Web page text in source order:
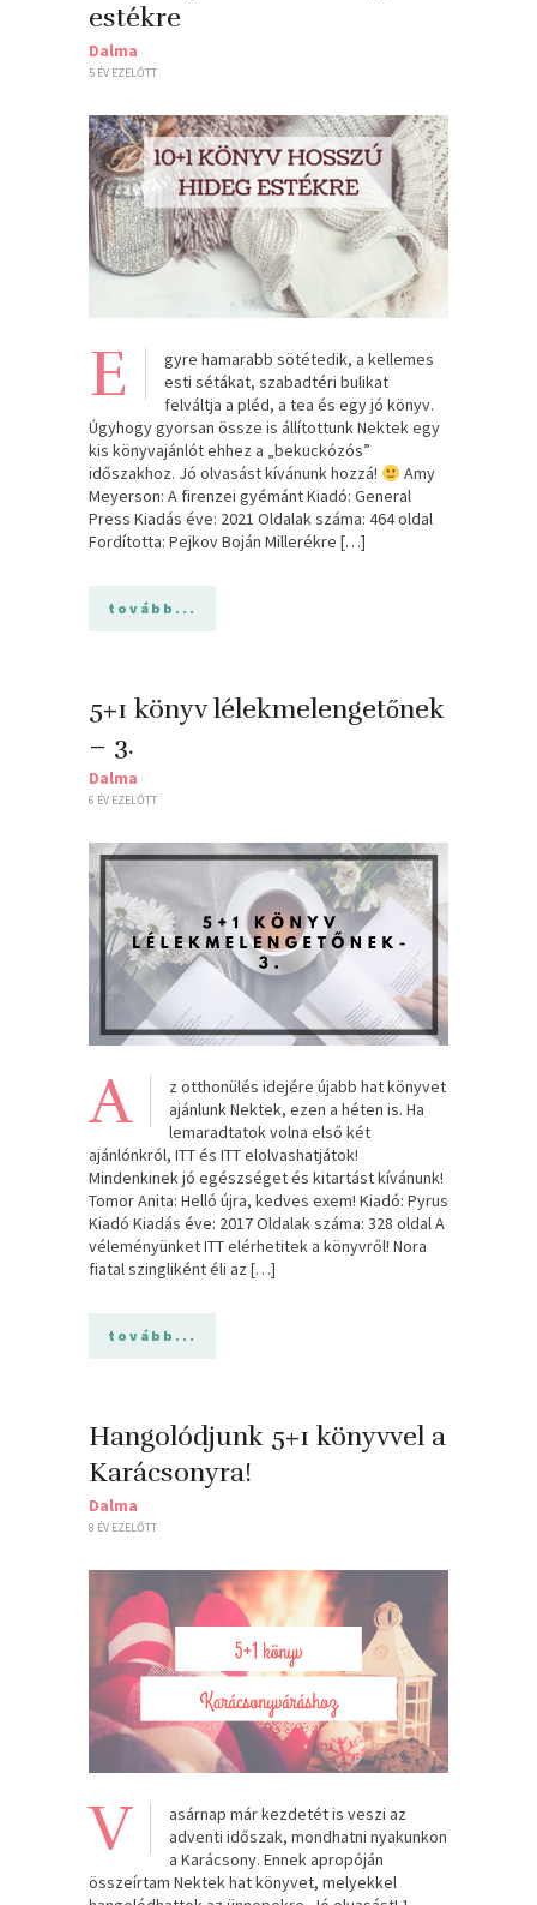
estékre
Dalma
5 ÉV EZELŐTT
E
gyre hamarabb sötétedik, a kellemes
esti sétákat, szabadtéri bulikat
felváltja a pléd, a tea és egy jó könyv.
Úgyhogy gyorsan össze is állítottunk Nektek egy
kis könyvajánlót ehhez a „bekuckózós”
időszakhoz. Jó olvasást kívánunk hozzá!
Amy
Meyerson: A ​firenzei gyémánt Kiadó: General
Press Kiadás éve: 2021 Oldalak száma: 464 oldal
Fordította: Pejkov Boján Millerékre […]
tovább...
5+1 könyv lélekmelengetőnek
– 3.
Dalma
6 ÉV EZELŐTT
A
z otthonülés idejére újabb hat könyvet
ajánlunk Nektek, ezen a héten is. Ha
lemaradtatok volna első két
ajánlónkról, ITT és ITT elolvashatjátok!
Mindenkinek jó egészséget és kitartást kívánunk!
Tomor Anita: Helló ​újra, kedves exem! Kiadó: Pyrus
Kiadó Kiadás éve: 2017 Oldalak száma: 328 oldal A
véleményünket ITT elérhetitek a könyvről! Nora ​
fiatal szingliként éli az […]
tovább...
Hangolódjunk 5+1 könyvvel a
Karácsonyra!
Dalma
8 ÉV EZELŐTT
V
asárnap már kezdetét is veszi az
adventi időszak, mondhatni nyakunkon
a Karácsony. Ennek apropóján
összeírtam Nektek hat könyvet, melyekkel